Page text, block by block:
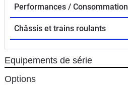
Performances / Consommation
Châssis et trains roulants
Equipements de série
Options